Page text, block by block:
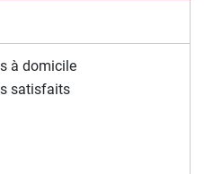
à domicile
satisfaits